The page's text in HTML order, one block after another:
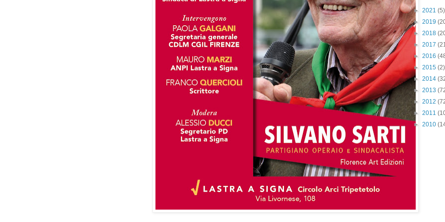
► 2021 (5)
► 2019
► 2018
► 2017
► 2016
► 2015 (2)
► 2014
► 2013
► 2012
► 2011
► 2010